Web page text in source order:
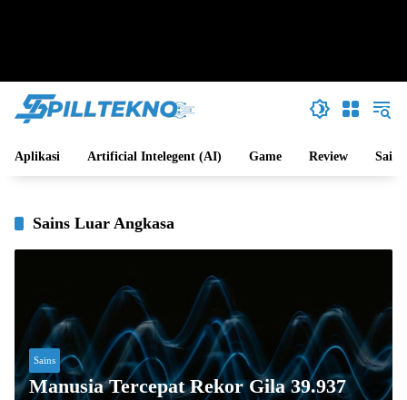
Aplikasi Artificial Intelegent (AI) Game Review Sains
Sains Luar Angkasa
Sains
Manusia Tercepat Rekor Gila 39.937